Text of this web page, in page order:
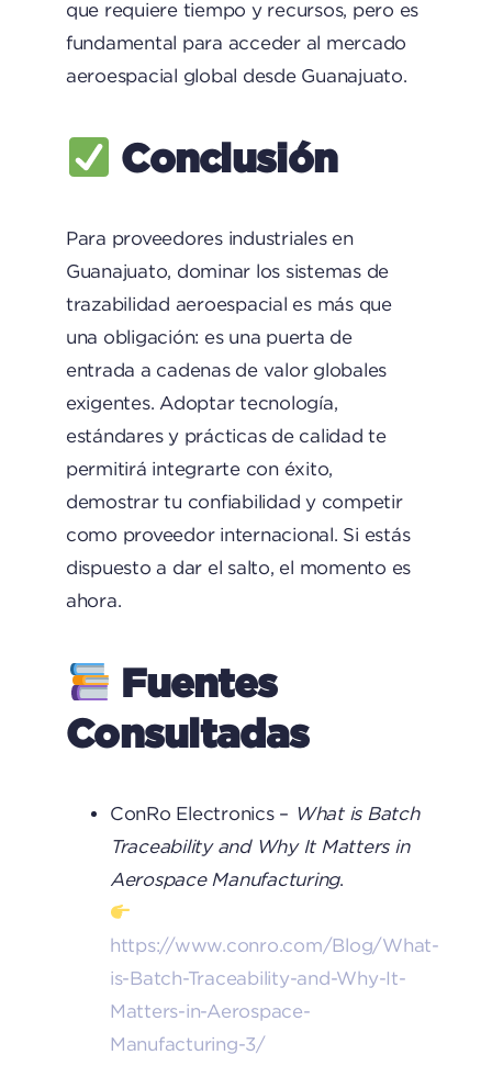
que requiere tiempo y recursos, pero es
fundamental para acceder al mercado
aeroespacial global desde Guanajuato.
Conclusión
Para proveedores industriales en
Guanajuato, dominar los sistemas de
trazabilidad aeroespacial es más que
una obligación: es una puerta de
entrada a cadenas de valor globales
exigentes. Adoptar tecnología,
estándares y prácticas de calidad te
permitirá integrarte con éxito,
demostrar tu confiabilidad y competir
como proveedor internacional. Si estás
dispuesto a dar el salto, el momento es
ahora.
Fuentes
Consultadas
ConRo Electronics – What is Batch
Traceability and Why It Matters in
Aerospace Manufacturing.
https://www.conro.com/Blog/What-
is-Batch-Traceability-and-Why-It-
Matters-in-Aerospace-
Manufacturing-3/